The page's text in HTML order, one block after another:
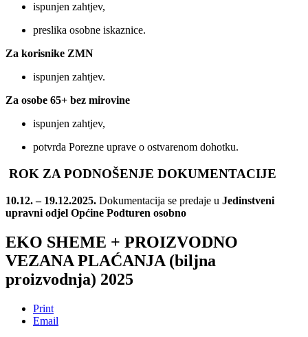
ispunjen zahtjev,
preslika osobne iskaznice.
Za korisnike ZMN
ispunjen zahtjev.
Za osobe 65+ bez mirovine
ispunjen zahtjev,
potvrda Porezne uprave o ostvarenom dohotku.
ROK ZA PODNOŠENJE DOKUMENTACIJE
10.12. – 19.12.2025. Dokumentacija se predaje u Jedinstveni
upravni odjel Općine Podturen osobno
EKO SHEME + PROIZVODNO
VEZANA PLAĆANJA (biljna
proizvodnja) 2025
Print
Email